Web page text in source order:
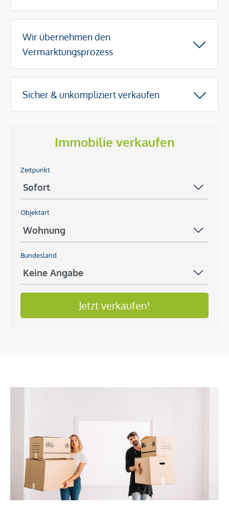
Wir übernehmen den
Vermarktungsprozess
Sicher & unkompliziert verkaufen
Immobilie verkaufen
Zeitpunkt
Objektart
Bundesland
Jetzt verkaufen!